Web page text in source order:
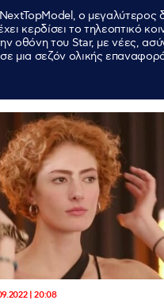
o μεγαλύτερος
κερδίσει το τηλεοπτικό
οθόνη του Star, με νέες,
μια σεζόν ολικής
| 20:08